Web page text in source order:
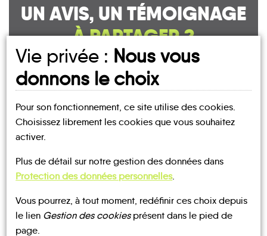
UN AVIS, UN TÉMOIGNAGE
À PARTAGER ?
CONTACTEZ-NOUS !
Les infosMOBILITE
BUS
Vie privée : Nous vous
donnons le choix
Pour son fonctionnement, ce site utilise des cookies.
Choisissez librement les cookies que vous souhaitez
activer.
Plus de détail sur notre gestion des données dans
Protection des données personnelles.
Vous pourrez, à tout moment, redéfinir ces choix depuis
le lien Gestion des cookiesprésent dans le pied de
page.